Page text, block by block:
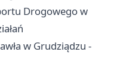
Drogowego w
w Grudziądzu -